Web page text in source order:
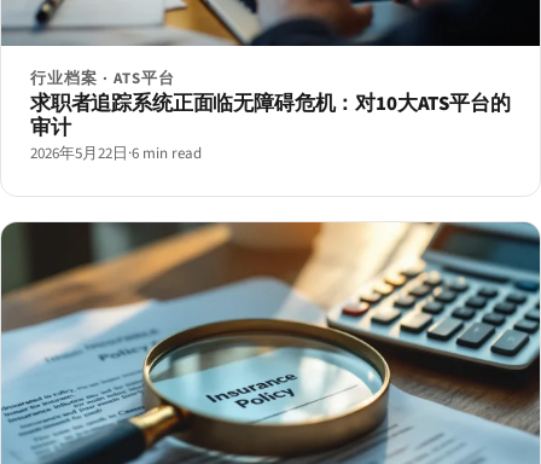
行业档案 · ATS平台
求职者追踪系统正面临无障碍危机：对10大ATS平台的
审计
2026年5月22日·6 min read